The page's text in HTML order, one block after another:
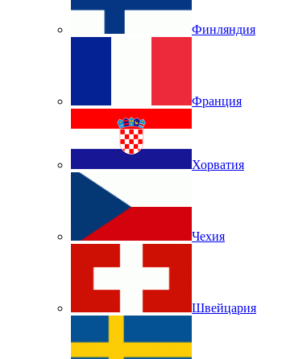
Финляндия
Франция
Хорватия
Чехия
Швейцария